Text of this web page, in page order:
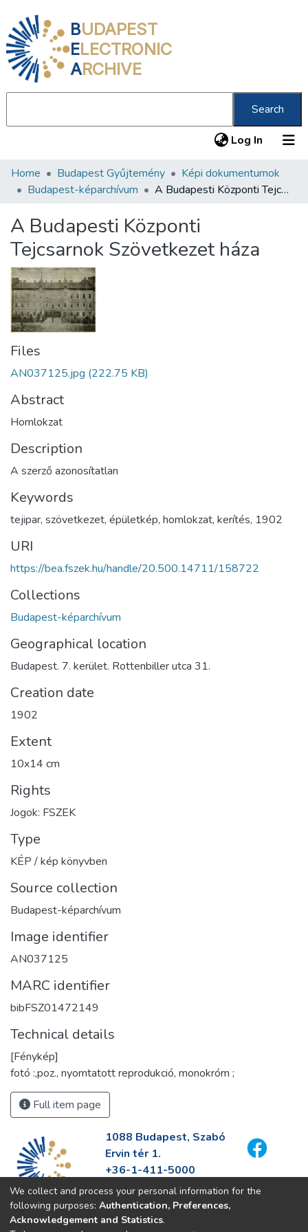
BUDAPEST
ELECTRONIC
ARCHIVE
Search
Log In (current)
Communities & Collections
Statistics
About us
Home Budapest Gyűjtemény
Képi dokumentumok
Budapest-képarchívum
A Budapesti Központi Tejcsarnok Szövetkezet háza
A Budapesti Központi
Tejcsarnok Szövetkezet háza
Files
AN037125.jpg (222.75 KB)
Abstract
Homlokzat
Description
A szerző azonosítatlan
Keywords
tejipar, szövetkezet, épületkép, homlokzat, kerítés, 1902
URI
https://bea.fszek.hu/handle/20.500.14711/158722
Collections
Budapest-képarchívum
Geographical location
Budapest. 7. kerület. Rottenbiller utca 31.
Creation date
1902
Extent
10x14 cm
Rights
Jogok: FSZEK
Type
KÉP / kép könyvben
Source collection
Budapest-képarchívum
Image identifier
AN037125
MARC identifier
bibFSZ01472149
Technical details
[Fénykép]
fotó :,poz., nyomtatott reprodukció, monokróm ;
Full item page
1088 Budapest, Szabó
Ervin tér 1.
+36-1-411-5000
info@fszek.hu
https://fszek.hu
We collect and process your personal information for the
following purposes: Authentication, Preferences,
Acknowledgement and Statistics.